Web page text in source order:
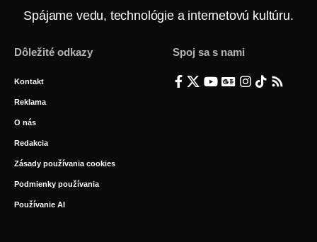
Spájame vedu, technológie a internetovú kultúru.
Dôležité odkazy
Kontakt
Reklama
O nás
Redakcia
Zásady používania cookies
Podmienky používania
Používanie AI
Spoj sa s nami